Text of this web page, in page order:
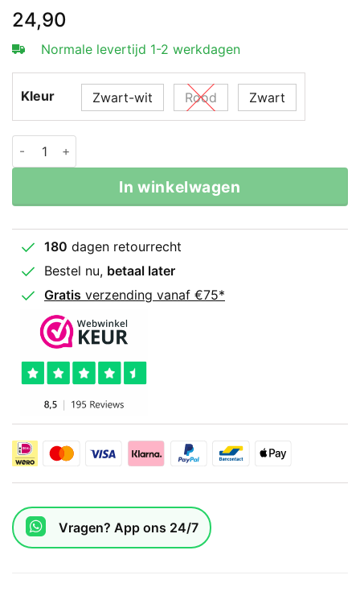
5op 5
gebaseerd
op
klant
waardering
24,90
Normale levertijd 1-2 werkdagen
Kleur Zwart-wit Rood Zwart
Legend Sports Speedball aantal
In winkelwagen
180 dagen retourrecht
Bestel nu, betaal later
Gratis verzending vanaf €75*
Vragen? App ons 24/7